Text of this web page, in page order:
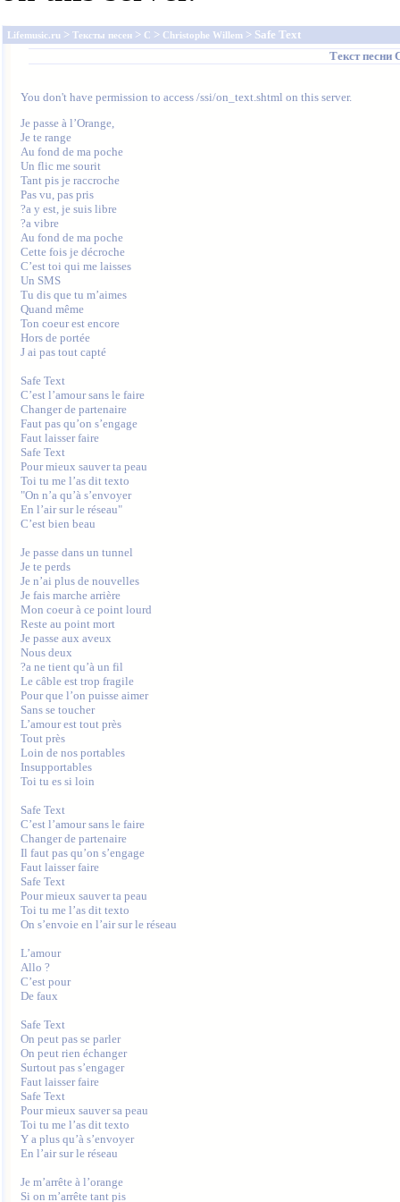
Lifemusic.ru > Тексты песен > C > Christophe Willem > Safe Text
Текст песни
You don't have permission to access /ssi/on_text.shtml on this server.
Je passe à l’Orange,
Je te range
Au fond de ma poche
Un flic me sourit
Tant pis je raccroche
Pas vu, pas pris
?a y est, je suis libre
?a vibre
Au fond de ma poche
Cette fois je décroche
C’est toi qui me laisses
Un SMS
Tu dis que tu m’aimes
Quand même
Ton coeur est encore
Hors de portée
J ai pas tout capté
Safe Text
C’est l’amour sans le faire
Changer de partenaire
Faut pas qu’on s’engage
Faut laisser faire
Safe Text
Pour mieux sauver ta peau
Toi tu me l’as dit texto
"On n’a qu’à s’envoyer
En l’air sur le réseau"
C’est bien beau
Je passe dans un tunnel
Je te perds
Je n’ai plus de nouvelles
Je fais marche arrière
Mon coeur à ce point lourd
Reste au point mort
Je passe aux aveux
Nous deux
?a ne tient qu’à un fil
Le câble est trop fragile
Pour que l’on puisse aimer
Sans se toucher
L’amour est tout près
Tout près
Loin de nos portables
Insupportables
Toi tu es si loin
Safe Text
C’est l’amour sans le faire
Changer de partenaire
Il faut pas qu’on s’engage
Faut laisser faire
Safe Text
Pour mieux sauver ta peau
Toi tu me l’as dit texto
On s’envoie en l’air sur le réseau
L’amour
Allo ?
C’est pour
De faux
Safe Text
On peut pas se parler
On peut rien échanger
Surtout pas s’engager
Faut laisser faire
Safe Text
Pour mieux sauver sa peau
Toi tu me l’as dit texto
Y a plus qu’à s’envoyer
En l’air sur le réseau
Je m’arrête à l’orange
Si on m’arrête tant pis